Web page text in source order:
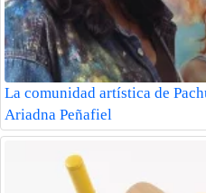
La comunidad artística de
Ariadna Peñafiel